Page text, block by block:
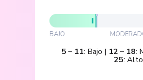
BAJO
5 – 11: Bajo | 12 – 18:
25:Alto